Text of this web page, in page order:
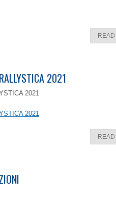
2021
2021
2021